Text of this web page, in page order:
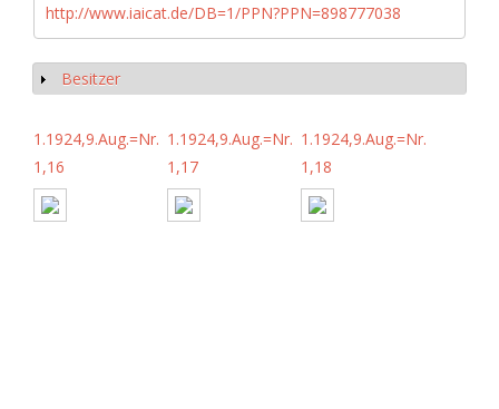
http://www.iaicat.de/DB=1/PPN?PPN=898777038
Anzeigen
Besitzer
1.1924,9.Aug.=Nr.
1,16
1.1924,9.Aug.=Nr.
1,17
1.1924,9.Aug.=Nr.
1,18